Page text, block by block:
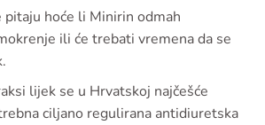
pitaju hoće li Minirin odmah
ili će trebati vremena da se
lijek se u Hrvatskoj najčešće
ciljano regulirana antidiuretska